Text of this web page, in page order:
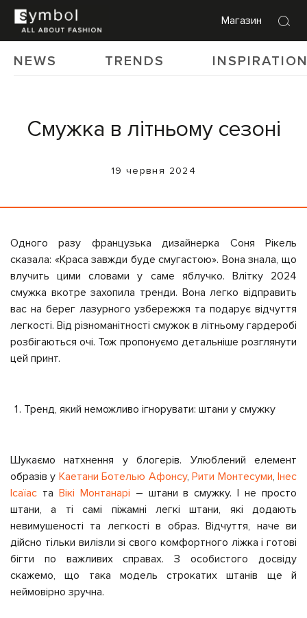
Магазин
NEWS TRENDS
Смужка в літньому сезоні
19 червня 2024
Одного разу французька дизайнерка Соня Рікель
сказала: «Краса завжди буде смугастою». Вона знала, що
влучить цими словами у саме яблучко. Влітку 2024
смужка вкотре захопила тренди. Вона легко відправить
вас на берег лазурного узбережжя та подарує відчуття
легкості. Від різноманітності смужок в літньому гардеробі
розбігаються очі. Тож пропонуємо детальніше розглянути
цей принт.
Тренд, який неможливо ігнорувати: штани у смужку
Шукаємо натхнення у блогерів. Улюблений елемент
образів у Каетани Ботелью Афонсу,Рити Монтесуми,Інес
Ісаїас та Вікі Монтанарі – штани в смужку. І не просто
штани, а ті самі піжамні легкі штани, які додають
невимушеності та легкості в образ. Відчуття, наче ви
дійсно тільки вилізли зі свого комфортного ліжка і готові
бігти по важливих справах. З особистого досвіду
скажемо, що така модель строкатих штанів ще й
неймовірно зручна.